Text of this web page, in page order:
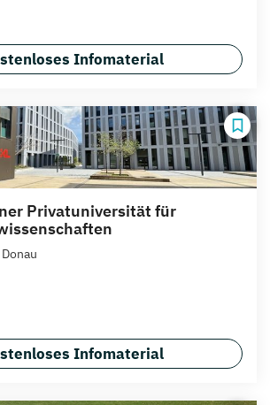
Infomaterial
Privatuniversität für
Infomaterial